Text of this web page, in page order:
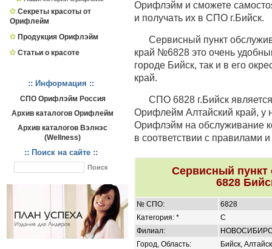
Секреты красоты от
Орифлейм
Продукция Орифлэйм
Статьи о красоте
:: Информация ::
СПО Орифлэйм Россия
Архив каталогов Орифлейм
Архив каталогов Вэлнэс
(Wellness)
:: Поиск на сайте ::
Орифлэйм и сможете
и получать их в СПО г.Бийск.
Сервисный пункт
край №6828 это очень
городе Бийск, так и в его
край.
СПО 6828 г.Бийск
Орифлейм Алтайский край, у
Орифлэйм на обслуживание
в соответствии с правилами
Сервисный
6828
№ СПО:
6828
Категория: *
C
Филиал:
Город, Область:
Бийск,